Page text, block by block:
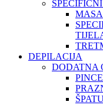
DEPILACIJA
DODATNA